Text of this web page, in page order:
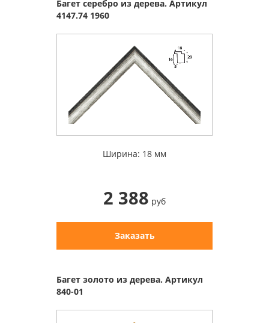
Багет серебро из дерева. Артикул
4147.74 1960
Ширина: 18 мм
2 388 руб
Заказать
Багет золото из дерева. Артикул
840-01